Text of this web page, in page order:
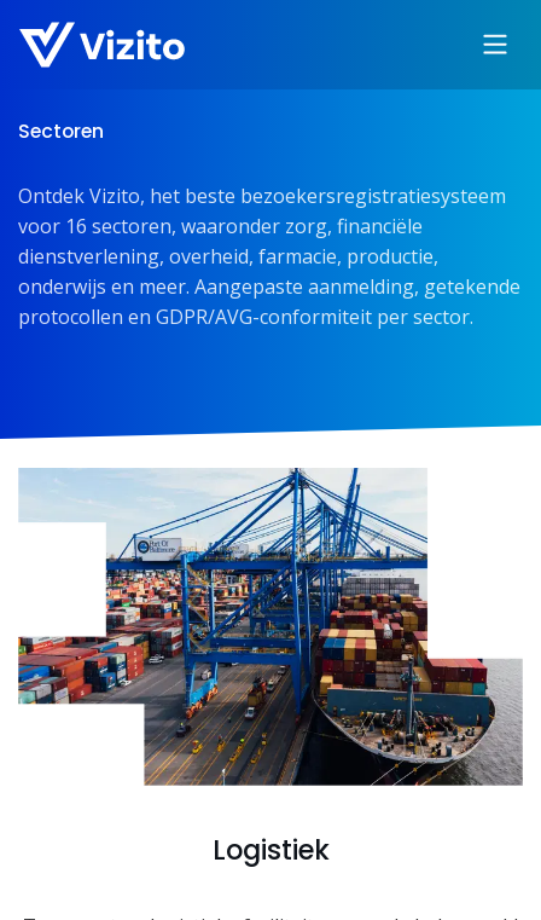
Sectoren
Ontdek Vizito, het beste bezoekersregistratiesysteem
voor 16 sectoren, waaronder zorg, financiële
dienstverlening, overheid, farmacie, productie,
onderwijs en meer. Aangepaste aanmelding, getekende
protocollen en GDPR/AVG-conformiteit per sector.
Logistiek